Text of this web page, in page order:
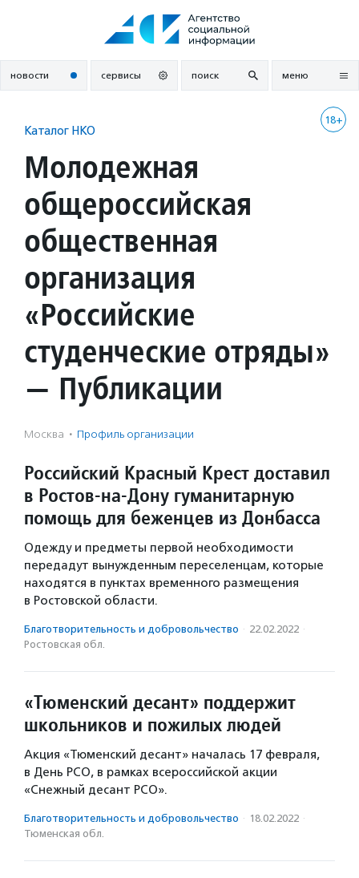
новости сервисы поиск меню
18+
Каталог НКО
Молодежная
общероссийская
общественная
организация
«Российские
студенческие отряды»
— Публикации
Москва · Профиль организации
Российский Красный Крест доставил
в Ростов-на-Дону гуманитарную
помощь для беженцев из Донбасса
Одежду и предметы первой необходимости
передадут вынужденным переселенцам, которые
находятся в пунктах временного размещения
в Ростовской области.
Благотвори­тель­ность и доброволь­чест­во · 22.02.2022 ·
Ростовская обл.
«Тюменский десант» поддержит
школьников и пожилых людей
Акция «Тюменский десант» началась 17 февраля,
в День РСО, в рамках всероссийской акции
«Снежный десант РСО».
Благотвори­тель­ность и доброволь­чест­во · 18.02.2022 ·
Тюменская обл.